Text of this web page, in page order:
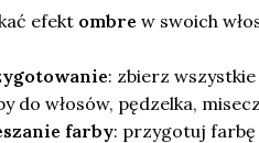
efekt ombre w swoich
: zbierz
do włosów, pędzelka,
farby: przygotuj